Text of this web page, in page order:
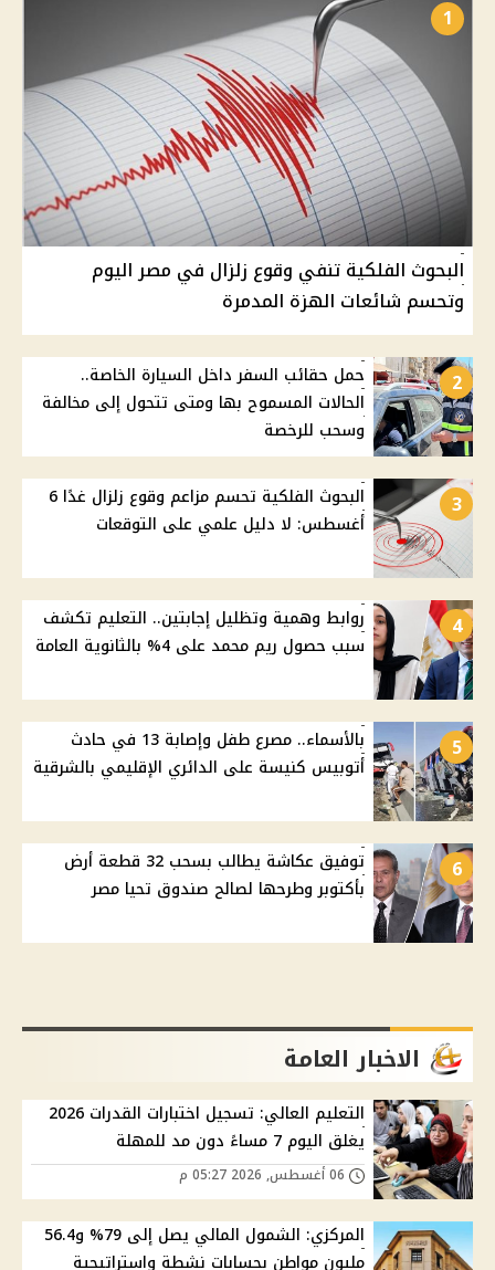
1
البحوث الفلكية تنفي وقوع زلزال في مصر اليوم
وتحسم شائعات الهزة المدمرة
2
حمل حقائب السفر داخل السيارة الخاصة..
الحالات المسموح بها ومتى تتحول إلى مخالفة
وسحب للرخصة
3
البحوث الفلكية تحسم مزاعم وقوع زلزال غدًا 6
أغسطس: لا دليل علمي على التوقعات
4
روابط وهمية وتظليل إجابتين.. التعليم تكشف
سبب حصول ريم محمد على 4% بالثانوية العامة
5
بالأسماء.. مصرع طفل وإصابة 13 في حادث
أتوبيس كنيسة على الدائري الإقليمي بالشرقية
6
توفيق عكاشة يطالب بسحب 32 قطعة أرض
بأكتوبر وطرحها لصالح صندوق تحيا مصر
الاخبار العامة
التعليم العالي: تسجيل اختبارات القدرات 2026
يغلق اليوم 7 مساءً دون مد للمهلة
المركزي: الشمول المالي يصل إلى 79% و56.4
مليون مواطن بحسابات نشطة واستراتيجية